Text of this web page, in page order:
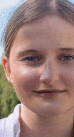
Articolo
Chi è in difficoltà
alla struttura
Cavriglia. Ecco
prezzi
Ultime